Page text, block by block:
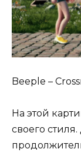
Beeple –
На этой
своего